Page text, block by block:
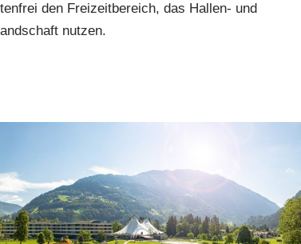
den Freizeitbereich, das Hallen- und
nutzen.